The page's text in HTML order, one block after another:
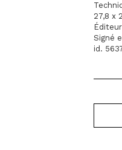
27,8 x
Signé
id.